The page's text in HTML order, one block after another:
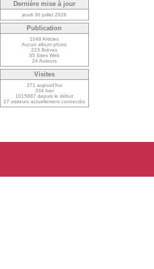
Dernière mise à jour
jeudi 30 juillet 2026
Publication
1048 Articles
Aucun album photo
223 Brèves
35 Sites Web
24 Auteurs
Visites
371 aujourd’hui
334 hier
1015687 depuis le début
27 visiteurs actuellement connectés